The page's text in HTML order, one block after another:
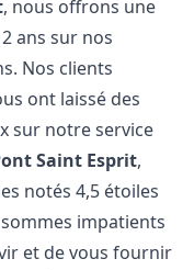
, nous offrons une
ans sur nos
Nos clients
ont laissé des
sur notre service
Saint Esprit,
notés 4,5 étoiles
impatients
et de vous fournir